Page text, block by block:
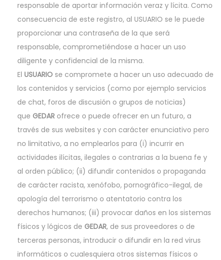
responsable de aportar información veraz y lícita. Como
consecuencia de este registro, al USUARIO se le puede
proporcionar una contraseña de la que será
responsable, comprometiéndose a hacer un uso
diligente y confidencial de la misma.
El USUARIO se compromete a hacer un uso adecuado de
los contenidos y servicios (como por ejemplo servicios
de chat, foros de discusión o grupos de noticias)
que GEDAR ofrece o puede ofrecer en un futuro, a
través de sus websites y con carácter enunciativo pero
no limitativo, a no emplearlos para (i) incurrir en
actividades ilícitas, ilegales o contrarias a la buena fe y
al orden público; (ii) difundir contenidos o propaganda
de carácter racista, xenófobo, pornográfico-ilegal, de
apología del terrorismo o atentatorio contra los
derechos humanos; (iii) provocar daños en los sistemas
físicos y lógicos de GEDAR, de sus proveedores o de
terceras personas, introducir o difundir en la red virus
informáticos o cualesquiera otros sistemas físicos o